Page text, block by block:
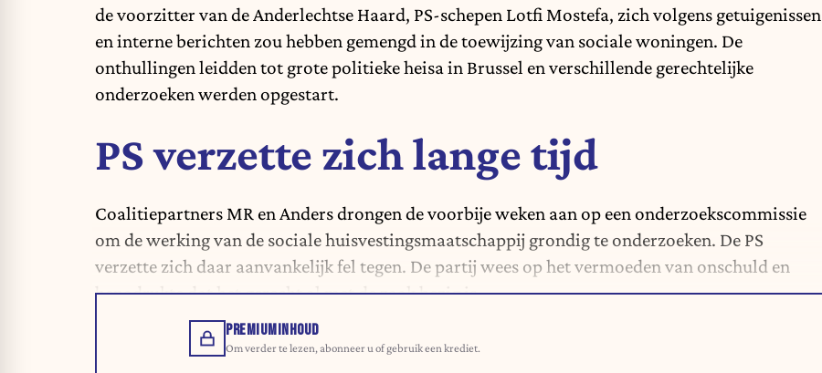
de voorzitter van de Anderlechtse Haard, PS-schepen Lotfi Mostefa, zich volgens getuigenissen
en interne berichten zou hebben gemengd in de toewijzing van sociale woningen. De
onthullingen leidden tot grote politieke heisa in Brussel en verschillende gerechtelijke
onderzoeken werden opgestart.
PS verzette zich lange tijd
Coalitiepartners MR en Anders drongen de voorbije weken aan op een onderzoekscommissie
om de werking van de sociale huisvestingsmaatschappij grondig te onderzoeken. De PS
verzette zich daar aanvankelijk fel tegen. De partij wees op het vermoeden van onschuld en
benadrukte dat het gerecht al met de zaak bezig is.
PREMIUMINHOUD
Om verder te lezen, abonneer u of gebruik een krediet.